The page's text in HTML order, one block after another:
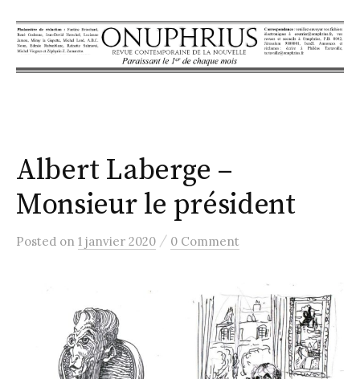
k
i
p
o
n
n
Albert Laberge –
Monsieur le président
Posted on 1 janvier 2020 / 0 Comment